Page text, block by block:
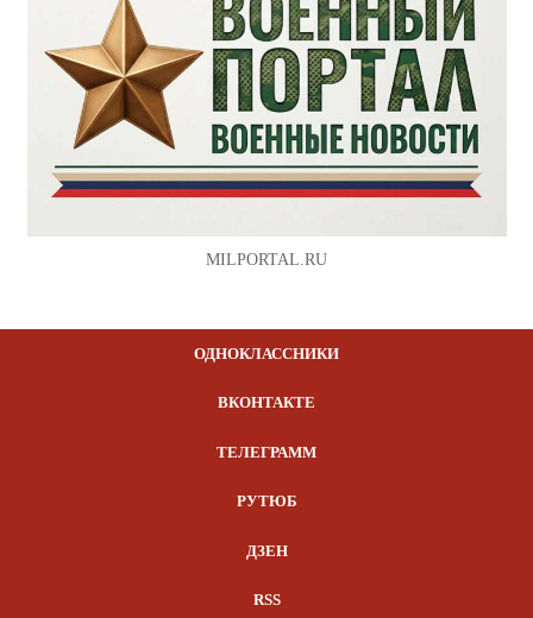
MILPORTAL.RU
ОДНОКЛАССНИКИ
ВКОНТАКТЕ
ТЕЛЕГРАММ
РУТЮБ
ДЗЕН
RSS